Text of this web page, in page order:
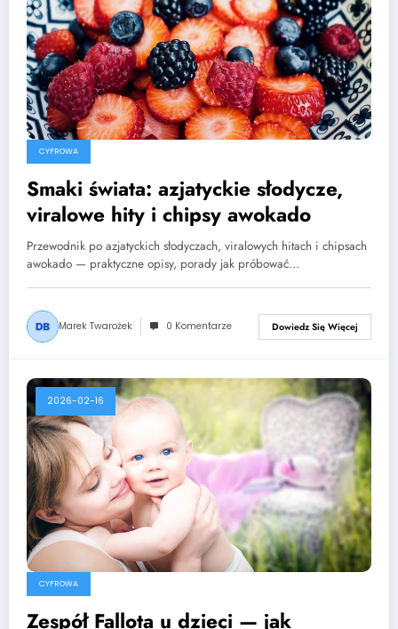
CYFROWA
Smaki świata: azjatyckie słodycze,
viralowe hity i chipsy awokado
Przewodnik po azjatyckich słodyczach, viralowych hitach i chipsach
awokado — praktyczne opisy, porady jak próbować…
Marek Twarożek 0 Komentarze Dowiedz Się Więcej
2026-02-16
CYFROWA
Zespół Fallota u dzieci — jak